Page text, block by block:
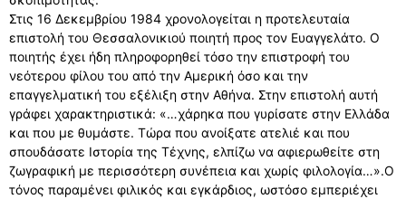
Στις 16 Δεκεμβρίου 1984 χρονολογείται η προτελευταία
επιστολή του Θεσσαλονικιού ποιητή προς τον Ευαγγελάτο. Ο
ποιητής έχει ήδη πληροφορηθεί τόσο την επιστροφή του
νεότερου φίλου του από την Αμερική όσο και την
επαγγελματική του εξέλιξη στην Αθήνα. Στην επιστολή αυτή
γράφει χαρακτηριστικά: «…χάρηκα που γυρίσατε στην Ελλάδα
και που με θυμάστε. Τώρα που ανοίξατε ατελιέ και που
σπουδάσατε Ιστορία της Τέχνης, ελπίζω να αφιερωθείτε στη
ζωγραφική με περισσότερη συνέπεια και χωρίς φιλολογία…».Ο
τόνος παραμένει φιλικός και εγκάρδιος, ωστόσο εμπεριέχει